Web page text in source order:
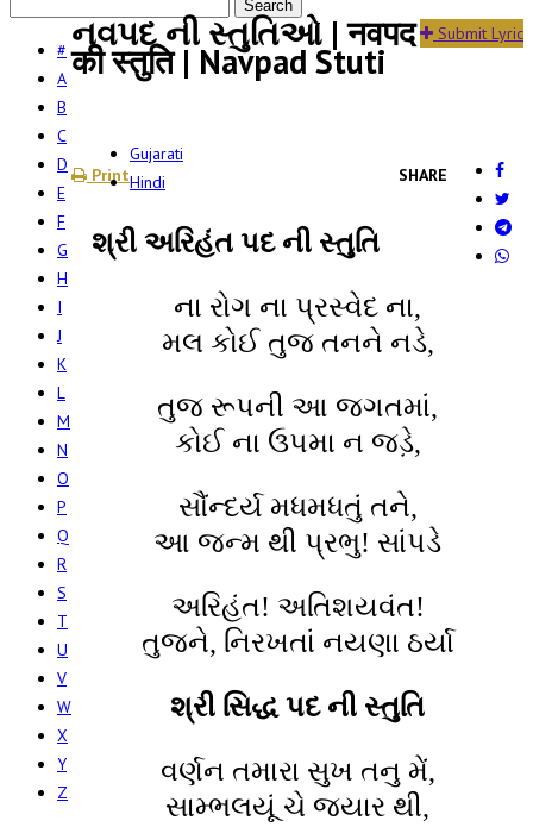
#
A
B
C
D
E
F
G
H
I
J
K
L
M
N
O
P
Q
R
S
T
U
V
W
X
Y
Z
Submit Lyric
નવપદ ની સ્તુતિઓ | नवपद
की स्तुति | Navpad Stuti
Print SHARE
Gujarati
Hindi
શ્રી અરિહંત પદ ની સ્તુતિ
ના રોગ ના પ્રસ્વેદ ના,
મલ કોઈ તુજ તનને નડે,
તુજ રૂપની આ જગતમાં,
કોઈ ના ઉપમા ન જડ઼ે,
સૌંન્દર્ય મધમધતું તને,
આ જન્મ થી પ્રભુ! સાંપડે
અરિહંત! અતિશયવંત!
તુજને, નિરખતાં નયણા ઠર્યા
શ્રી સિદ્ધ પદ ની સ્તુતિ
વર્ણન તમારા સુખ તનુ મેં,
સામ્ભલયૂં ચે જ્યાર થી,